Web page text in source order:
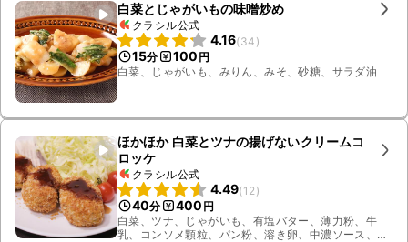
白菜とじゃがいもの味噌炒め
クラシル公式
4.16(34 )
15分 100 円
白菜、じゃがいも、みりん、みそ、砂糖、サラダ油
ほかほか 白菜とツナの揚げないクリームコ
ロッケ
クラシル公式
4.49(12 )
40分 400 円
白菜、ツナ、じゃがいも、有塩バター、薄力粉、牛
乳、コンソメ顆粒、パン粉、溶き卵、中濃ソース、黒